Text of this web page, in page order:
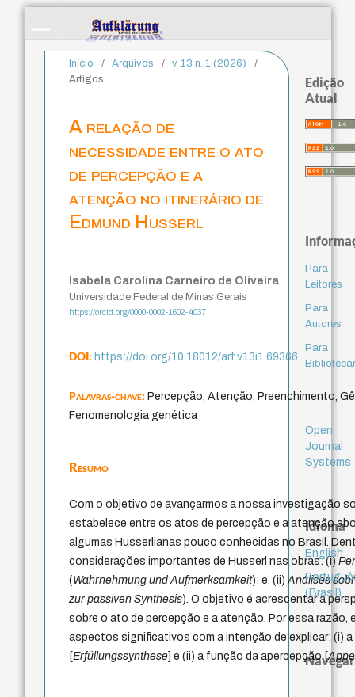
Início / Arquivos / v. 13 n. 1 (2026)
/
Artigos
A relação de
necessidade entre o ato
de percepção e a
atenção no itinerário de
Edmund Husserl
Isabela Carolina Carneiro de Oliveira
Universidade Federal de Minas Gerais
https://orcid.org/0000-0002-1602-4037
DOI:https://doi.org/10.18012/arf.v13i1.69366
Palavras-chave:Percepção, Atenção, Preenchimento,
Fenomenologia genética
Resumo
Com o objetivo de avançarmos a nossa investigação
estabelece entre os atos de percepção e a atenção
algumas Husserlianas pouco conhecidas no Brasil.
considerações importantes de Husserl nas obras: (i)
(Wahrnehmung und Aufmerksamkeit); e, (ii) Análises
zur passiven Synthesis). O objetivo é acrescentar a
sobre o ato de percepção e a atenção. Por essa razão,
aspectos significativos com a intenção de explicar: (i)
[Erfüllungssynthese ] e (ii) a função da apercepção [
Edição
Atual
Para
Leitores
Para
Autores
Para
Open
Journal
Systems
Idioma
English
(Brasil)
Navegar